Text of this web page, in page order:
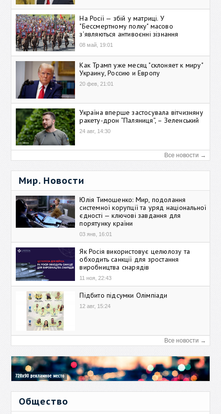
На Росії — збій у матриці. У
"Бессмертному полку" масово
зʼявляються антивоєнні зізнання
08 май, 19:01
Как Трамп уже месяц "склоняет к миру"
Украину, Россию и Европу
20 фев, 21:01
Україна вперше застосувала вітчизняну
ракету-дрон “Паляниця”, – Зеленський
24 авг, 14:30
Все новости →
Мир. Новости
Юлія Тимошенко: Мир, подолання
системної корупції та уряд національної
єдності — ключові завдання для
порятунку країни
03 янв, 16:01
Як Росія використовує целюлозу та
обходить санкції для зростання
виробництва снарядів
11 ноя, 22:43
Підбито підсумки Олімпіади
12 авг, 15:24
Все новости →
Общество